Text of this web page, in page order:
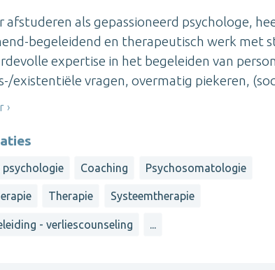
afstuderen als gepassioneerd psychologe,
begeleidend en therapeutisch werk met
expertise in het begeleiden van
existentiële vragen, overmatig piekeren,
psychologie Coaching Psychosomatologie
Therapie Systeemtherapie
- verliescounseling ...